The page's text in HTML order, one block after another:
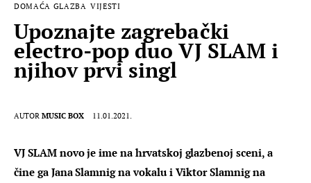
MUSIC BOX
DOMAĆA GLAZBA VIJESTI
Upoznajte zagrebački
electro-pop duo VJ SLAM i
njihov prvi singl
AUTOR MUSIC BOX 11.01.2021.
VJ SLAM novo je ime na hrvatskoj glazbenoj sceni, a
čine ga Jana Slamnig na vokalu i Viktor Slamnig na